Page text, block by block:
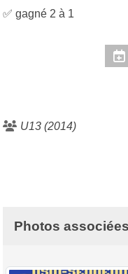
✅ gagné 2 à 1
U13 (2014)
Photos